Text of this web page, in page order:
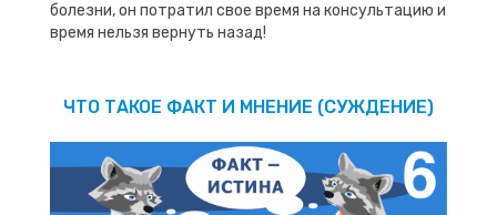
болезни, он потратил свое время на консультацию и
время нельзя вернуть назад!
ЧТО ТАКОЕ ФАКТ И МНЕНИЕ (СУЖДЕНИЕ)